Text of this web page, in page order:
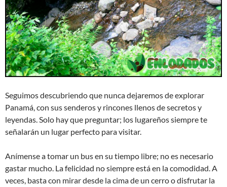
Seguimos descubriendo que nunca dejaremos de explorar
Panamá, con sus senderos y rincones llenos de secretos y
leyendas. Solo hay que preguntar; los lugareños siempre te
señalarán un lugar perfecto para visitar.
Anímense a tomar un bus en su tiempo libre; no es necesario
gastar mucho. La felicidad no siempre está en la comodidad. A
veces, basta con mirar desde la cima de un cerro o disfrutar la